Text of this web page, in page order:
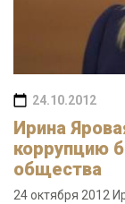
24.10.2012
Ирина
коррупцию
общества
24 октября 2012